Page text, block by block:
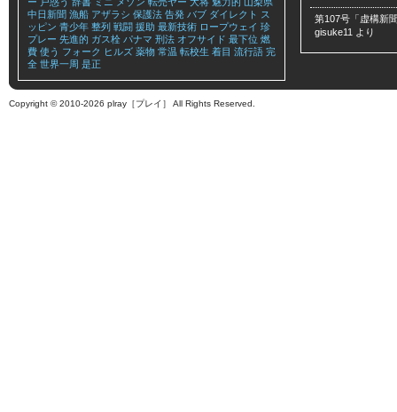
中日新聞 漁船 アザラシ 保護法 告発 バブ ダイレクト ス
ッピン 青少年 整列 戦闘 援助 最新技術 ロープウェイ 珍
プレー 先進的 ガス栓 パナマ 刑法 オフサイド 最下位 燃
費 使う フォーク ヒルズ 薬物 常温 転校生 着目 流行語 完
全 世界一周 是正
第107号「虚構新
gisuke11 より
Copyright © 2010-2026 plray［プレイ］ All Rights Reserved.